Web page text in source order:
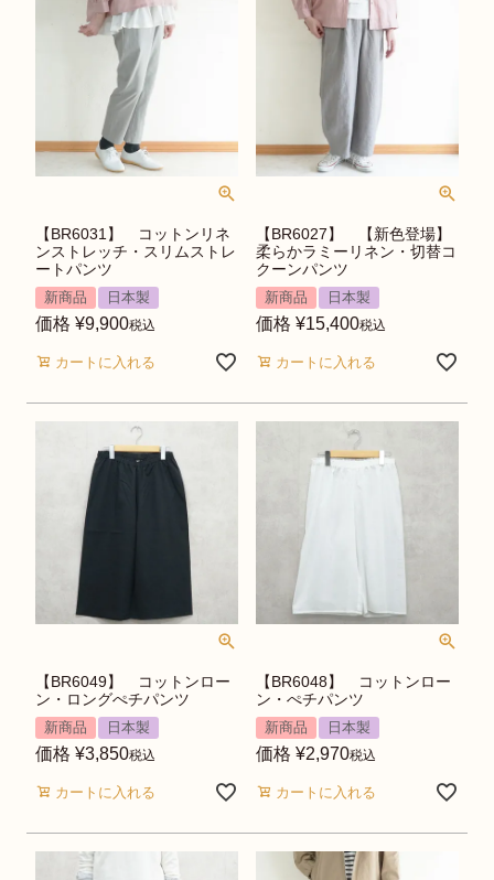
【BR6031】 コットンリネ
ンストレッチ・スリムストレ
ートパンツ
新商品 日本製
価格 ¥9,900税込
カートに入れる
【BR6027】 【新色登場】
柔らかラミーリネン・切替コ
クーンパンツ
新商品 日本製
価格 ¥15,400税込
カートに入れる
【BR6049】 コットンロー
ン・ロングぺチパンツ
新商品 日本製
価格 ¥3,850税込
カートに入れる
【BR6048】 コットンロー
ン・ぺチパンツ
新商品 日本製
価格 ¥2,970税込
カートに入れる